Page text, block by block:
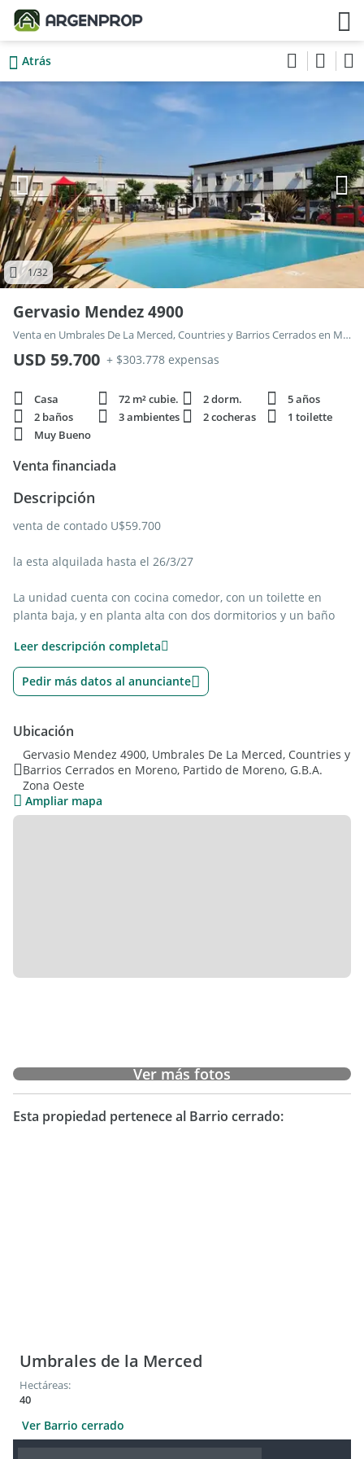
Atrás
1/32
Gervasio Mendez 4900
Venta en Umbrales De La Merced, Countries y Barrios Cerrados en Moreno
USD 59.700 + $303.778 expensas
Casa 72 m² cubie. 2 dorm.
5 años
2 baños
3 ambientes 2 cocheras
1 toilette
Muy Bueno
Venta financiada
Descripción
venta de contado U$59.700
la esta alquilada hasta el 26/3/27
La unidad cuenta con cocina comedor, con un toilette en
planta baja, y en planta alta con dos dormitorios y un baño
2 vehículos de tamaño chico o medianos.
Servicio de gas: Envasado
LOS MUEBLES DE LA CASA SON ILUSTRATIVOS, LA CASA SE
VENDE SIN MUEBLES.
El barrio cuenta con pileta, plaza y sum con parrilla,
seguridad las 24 hs, con triple cerco perimetral, el de el
Leer descripción completa
Pedir más datos al anunciante
Ubicación
Gervasio Mendez 4900, Umbrales De La Merced, Countries y
Barrios Cerrados en Moreno, Partido de Moreno, G.B.A.
Zona Oeste
Ampliar mapa
Ver más fotos
Esta propiedad pertenece al Barrio cerrado:
Umbrales de la Merced
Hectáreas:
40
Ver Barrio cerrado